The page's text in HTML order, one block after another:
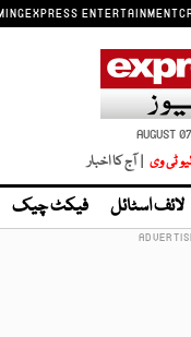
EXPRESS ENTERTAINMENT
AUGUST
ٹی وی | آج کا اخبار
لائف اسٹائل فیکٹ چیک